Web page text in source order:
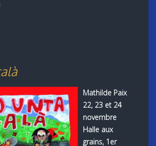
Mathilde Paix
22, 23 et 24
novembre
Halle aux
grains, 1er